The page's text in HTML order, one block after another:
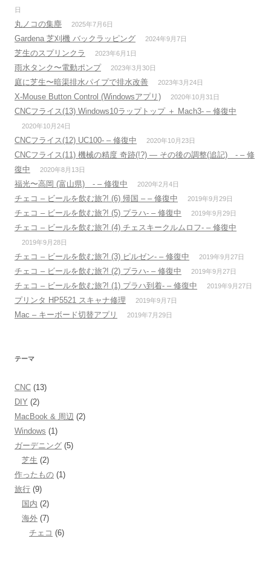
日
丸ノコの集塵 2025年7月6日
Gardena 芝刈機 バックラッピング 2024年9月7日
芝生のスプリンクラ 2023年6月1日
雨水タンク〜電動ポンプ 2023年3月30日
庭に芝生〜暗渠排水パイプで排水改善 2023年3月24日
X-Mouse Button Control (Windowsアプリ) 2020年10月31日
CNCフライス(13) Windows10ラップトップ ＋ Mach3- – 修復中
2020年10月24日
CNCフライス(12) UC100- – 修復中 2020年10月23日
CNCフライス(11) 機械の精度 奇跡(!?) — その後の調整(追記) - – 修
復中
2020年8月13日
福光〜高岡 (富山県) - – 修復中 2020年2月4日
チェコ – ビールを飲む旅?! (6) 帰国 – – 修復中 2019年9月29日
チェコ – ビールを飲む旅?! (5) プラハ- – 修復中 2019年9月29日
チェコ – ビールを飲む旅?! (4) チェスキークルムロフ- – 修復中
2019年9月28日
チェコ – ビールを飲む旅?! (3) ピルゼン- – 修復中 2019年9月27日
チェコ – ビールを飲む旅?! (2) プラハ- – 修復中 2019年9月27日
チェコ – ビールを飲む旅?! (1) プラハ到着- – 修復中 2019年9月27日
プリンタ HP5521 スキャナ修理 2019年9月7日
Mac – キーボード切替アプリ 2019年7月29日
テーマ
CNC (13)
DIY (2)
MacBook & 周辺 (2)
Windows (1)
ガーデニング (5)
芝生 (2)
作ったもの (1)
旅行 (9)
国内 (2)
海外 (7)
チェコ (6)